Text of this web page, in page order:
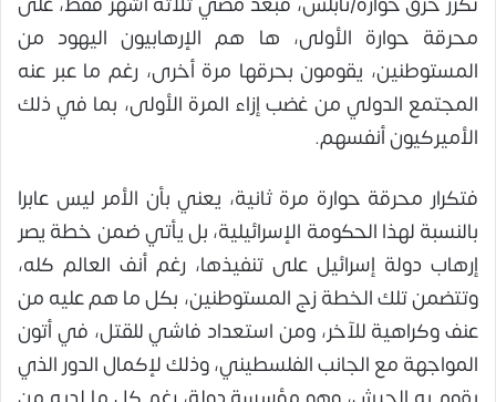
محرقة حوارة الأولى، ها هم الإرهابيون اليهود من
المستوطنين، يقومون بحرقها مرة أخرى، رغم ما عبر عنه
المجتمع الدولي من غضب إزاء المرة الأولى، بما في ذلك
الأميركيون أنفسهم.
فتكرار محرقة حوارة مرة ثانية، يعني بأن الأمر ليس عابرا
بالنسبة لهذا الحكومة الإسرائيلية، بل يأتي ضمن خطة يصر
إرهاب دولة إسرائيل على تنفيذها، رغم أنف العالم كله،
وتتضمن تلك الخطة زج المستوطنين، بكل ما هم عليه من
عنف وكراهية للآخر، ومن استعداد فاشي للقتل، في أتون
المواجهة مع الجانب الفلسطيني، وذلك لإكمال الدور الذي